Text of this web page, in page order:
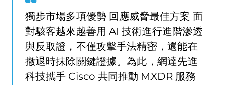
獨步市場多項優勢 回應威脅最佳方案 面
對駭客越來越善用 AI 技術進行進階滲透
與反取證，不僅攻擊手法精密，還能在
撤退時抹除關鍵證據。為此，網達先進
科技攜手 Cisco 共同推動 MXDR 服務